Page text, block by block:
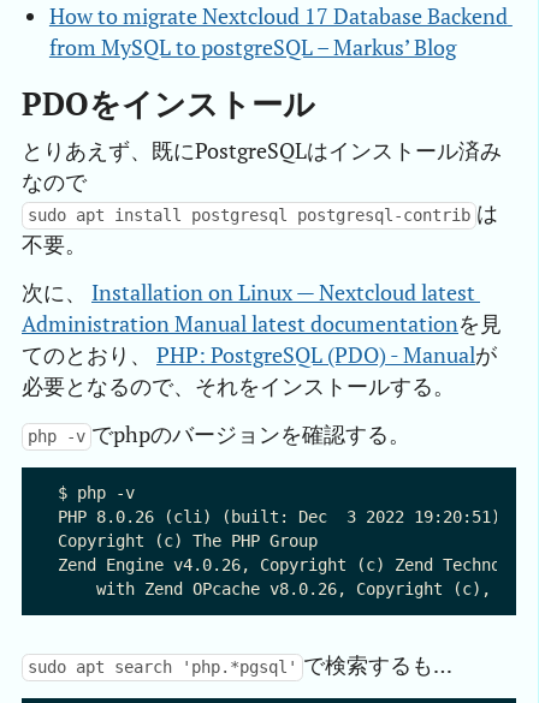
How to migrate Nextcloud 17 Database Backend
from MySQL to postgreSQL – Markus’ Blog
PDOをインストール
とりあえず、既にPostgreSQLはインストール済み
なので
sudo apt install postgresql postgresql-contrib は
不要。
次に、 Installation on Linux — Nextcloud latest
Administration Manual latest documentationを見
てのとおり、 PHP: PostgreSQL (PDO) - Manualが
必要となるので、それをインストールする。
php -v でphpのバージョンを確認する。
$ php -v
PHP 8.0.26 (cli) (built: Dec  3 2022 19:20:51) (
Copyright (c) The PHP Group
Zend Engine v4.0.26, Copyright (c) Zend
sudo apt search 'php.*pgsql' で検索するも…